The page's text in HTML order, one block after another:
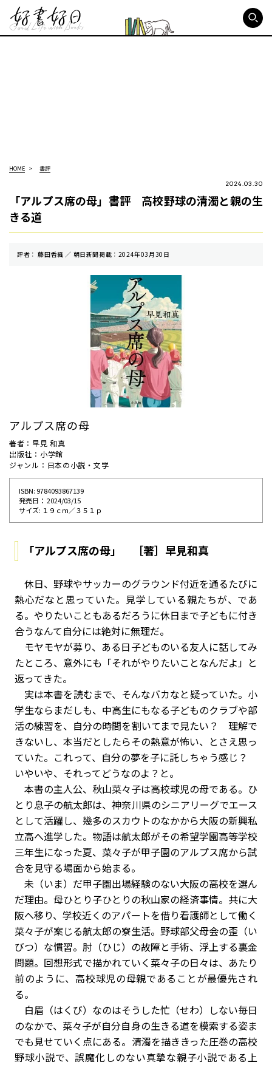
HOME 書評
2024.03.30
「アルプス席の母」書評 高校野球の清濁と親の生
きる道
評者： 藤田香織 ／ 朝⽇新聞掲載：2024年03月30日
アルプス席の母
著者：早見 和真
出版社：小学館
ジャンル：日本の小説・文学
ISBN: 9784093867139
発売⽇： 2024/03/15
サイズ: １９ｃｍ／３５１ｐ
「アルプス席の母」 ［著］早見和真
休日、野球やサッカーのグラウンド付近を通るたびに
熱心だなと思っていた。見学している親たちが、であ
る。やりたいこともあるだろうに休日まで子どもに付き
合うなんて自分には絶対に無理だ。
モヤモヤが募り、ある日子どものいる友人に話してみ
たところ、意外にも「それがやりたいことなんだよ」と
返ってきた。
実は本書を読むまで、そんなバカなと疑っていた。小
学生ならまだしも、中高生にもなる子どものクラブや部
活の練習を、自分の時間を割いてまで見たい？ 理解で
きないし、本当だとしたらその熱意が怖い、とさえ思っ
ていた。これって、自分の夢を子に託しちゃう感じ？
いやいや、それってどうなのよ？と。
本書の主人公、秋山菜々子は高校球児の母である。ひ
とり息子の航太郎は、神奈川県のシニアリーグでエース
として活躍し、幾多のスカウトのなかから大阪の新興私
立高へ進学した。物語は航太郎がその希望学園高等学校
三年生になった夏、菜々子が甲子園のアルプス席から試
合を見守る場面から始まる。
未（いま）だ甲子園出場経験のない大阪の高校を選ん
だ理由。母ひとり子ひとりの秋山家の経済事情。共に大
阪へ移り、学校近くのアパートを借り看護師として働く
菜々子が案じる航太郎の寮生活。野球部父母会の歪（い
びつ）な慣習。肘（ひじ）の故障と手術、浮上する裏金
問題。回想形式で描かれていく菜々子の日々は、あたり
前のように、高校球児の母親であることが最優先され
る。
白眉（はくび）なのはそうした忙（せわ）しない毎日
のなかで、菜々子が自分自身の生きる道を模索する姿ま
でも見せていく点にある。清濁を描ききった圧巻の高校
野球小説で、誤魔化しのない真摯な親子小説である上